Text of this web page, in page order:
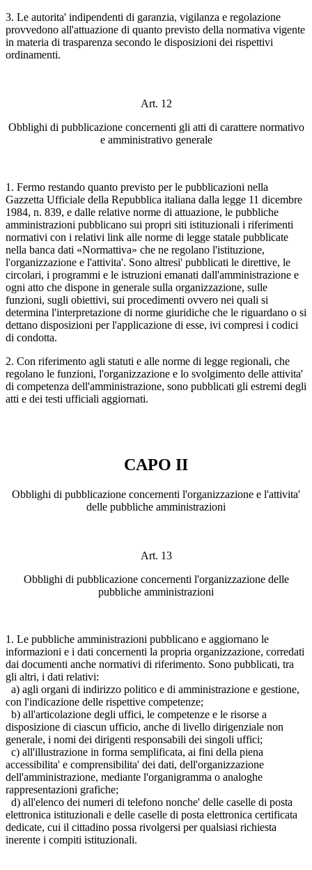
3. Le autorita' indipendenti di garanzia, vigilanza e regolazione
provvedono all'attuazione di quanto previsto della normativa vigente
in materia di trasparenza secondo le disposizioni dei rispettivi
ordinamenti.
Art. 12
Obblighi di pubblicazione concernenti gli atti di carattere normativo
e amministrativo generale
1. Fermo restando quanto previsto per le pubblicazioni nella
Gazzetta Ufficiale della Repubblica italiana dalla legge 11 dicembre
1984, n. 839, e dalle relative norme di attuazione, le pubbliche
amministrazioni pubblicano sui propri siti istituzionali i riferimenti
normativi con i relativi link alle norme di legge statale pubblicate
nella banca dati «Normattiva» che ne regolano l'istituzione,
l'organizzazione e l'attivita'. Sono altresi' pubblicati le direttive, le
circolari, i programmi e le istruzioni emanati dall'amministrazione e
ogni atto che dispone in generale sulla organizzazione, sulle
funzioni, sugli obiettivi, sui procedimenti ovvero nei quali si
determina l'interpretazione di norme giuridiche che le riguardano o si
dettano disposizioni per l'applicazione di esse, ivi compresi i codici
di condotta.
2. Con riferimento agli statuti e alle norme di legge regionali, che
regolano le funzioni, l'organizzazione e lo svolgimento delle attivita'
di competenza dell'amministrazione, sono pubblicati gli estremi degli
atti e dei testi ufficiali aggiornati.
CAPO II
Obblighi di pubblicazione concernenti l'organizzazione e l'attivita'
delle pubbliche amministrazioni
Art. 13
Obblighi di pubblicazione concernenti l'organizzazione delle
pubbliche amministrazioni
1. Le pubbliche amministrazioni pubblicano e aggiornano le
informazioni e i dati concernenti la propria organizzazione, corredati
dai documenti anche normativi di riferimento. Sono pubblicati, tra
gli altri, i dati relativi:
a) agli organi di indirizzo politico e di amministrazione e gestione,
con l'indicazione delle rispettive competenze;
b) all'articolazione degli uffici, le competenze e le risorse a
disposizione di ciascun ufficio, anche di livello dirigenziale non
generale, i nomi dei dirigenti responsabili dei singoli uffici;
c) all'illustrazione in forma semplificata, ai fini della piena
accessibilita' e comprensibilita' dei dati, dell'organizzazione
dell'amministrazione, mediante l'organigramma o analoghe
rappresentazioni grafiche;
d) all'elenco dei numeri di telefono nonche' delle caselle di posta
elettronica istituzionali e delle caselle di posta elettronica certificata
dedicate, cui il cittadino possa rivolgersi per qualsiasi richiesta
inerente i compiti istituzionali.